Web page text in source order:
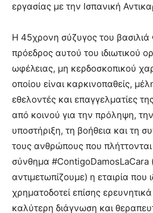
εργασίας με την Ισπανική
Η 45χρονη σύζυγος του βασιλιά
πρόεδρος αυτού του ιδιωτικού
ωφέλειας, μη κερδοσκοπικού
οποίου είναι καρκινοπαθείς,
εθελοντές και επαγγελματίες
από κοινού για την πρόληψη,
υποστήριξη, τη βοήθεια και τη
τους ανθρώπους που
σύνθημα #ContigoDamosLaCara
αντιμετωπίζουμε) η εταιρία που
χρηματοδοτεί επίσης
καλύτερη διάγνωση και